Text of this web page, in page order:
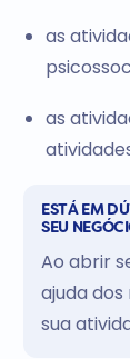
as
as
ESTÁ EM
SEU
Ao abrir
ajuda
sua